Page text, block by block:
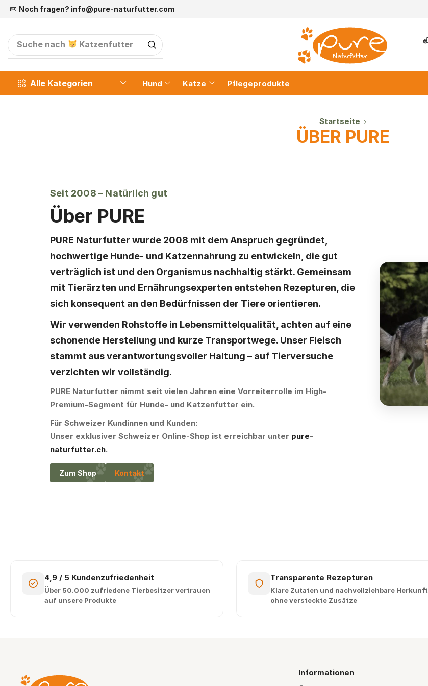
Noch fragen? info@pure-naturfutter.com
Suche nach Katzenfutter
Alle Kategorien Hund Katze Pflegeprodukte
Startseite
ÜBER PURE
Seit 2008 – Natürlich gut
Über PURE
PURE Naturfutter wurde 2008 mit dem Anspruch gegründet,
hochwertige Hunde- und Katzennahrung zu entwickeln, die gut
verträglich ist und den Organismus nachhaltig stärkt. Gemeinsam
mit Tierärzten und Ernährungsexperten entstehen Rezepturen, die
sich konsequent an den Bedürfnissen der Tiere orientieren.
Wir verwenden Rohstoffe in Lebensmittelqualität , achten auf eine
schonende Herstellung und kurze Transportwege. Unser Fleisch
stammt aus verantwortungsvoller Haltung – auf Tierversuche
verzichten wir vollständig.
PURE Naturfutter nimmt seit vielen Jahren eine Vorreiterrolle im High-
Premium-Segment für Hunde- und Katzenfutter ein.
Für Schweizer Kundinnen und Kunden:
Unser exklusiver Schweizer Online-Shop ist erreichbar unter pure-
naturfutter.ch.
Zum Shop Kontakt
4,9 / 5 Kundenzufriedenheit
Über 50.000 zufriedene Tierbesitzer vertrauen
auf unsere Produkte
Transparente Rezepturen
Klare Zutaten und nachvollziehbare Herkunft
ohne versteckte Zusätze
Informationen